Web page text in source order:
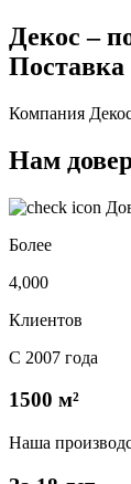
Декос –
Поставка
Компания
Нам
Более
4,000
Клиентов
С 2007 года
1500 м²
Наша